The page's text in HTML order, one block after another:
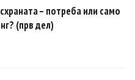
– потреба или само
(прв дел)